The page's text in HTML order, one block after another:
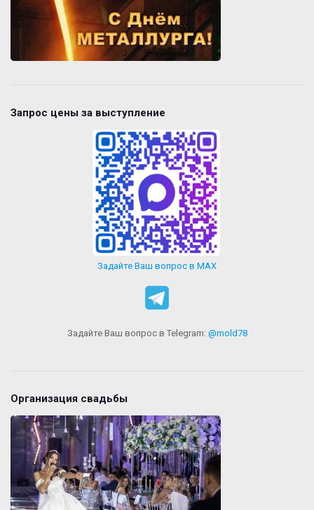
Запрос цены за выступление
Задайте Ваш вопрос в MAX
Задайте Ваш вопрос в Telegram: @mold78
Организация свадьбы